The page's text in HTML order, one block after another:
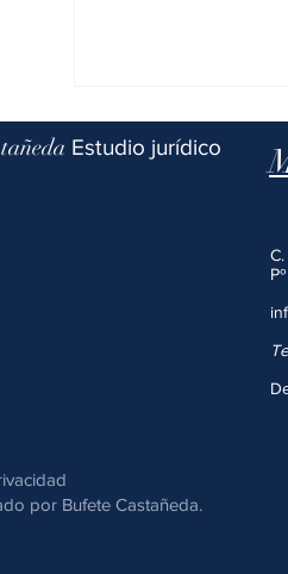
Estudio jurídico
Pº
por Bufete Castañeda.